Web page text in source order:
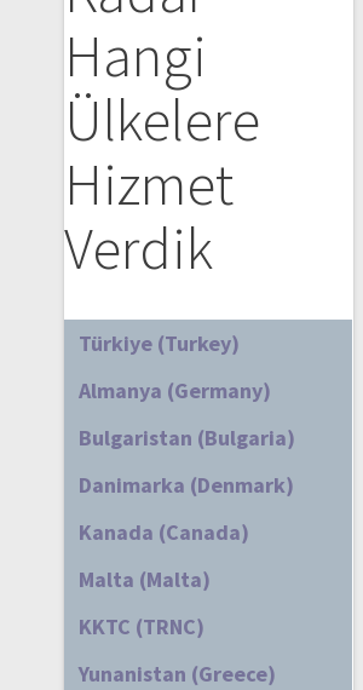
Hangi
Ülkelere
Hizmet
Verdik
Türkiye (Turkey)
Almanya (Germany)
Bulgaristan (Bulgaria)
Danimarka (Denmark)
Kanada (Canada)
Malta (Malta)
KKTC (TRNC)
Yunanistan (Greece)